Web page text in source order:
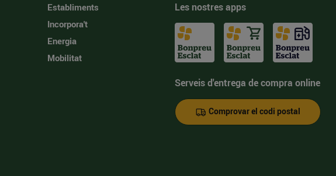
Establiments
Incorpora't
Energia
Mobilitat
Les nostres apps
Serveis d'entrega de compra online
Comprovar el codi postal